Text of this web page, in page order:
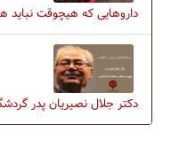
داروهایی که هیچوقت نباید
دکتر جلال نصیریان پدر